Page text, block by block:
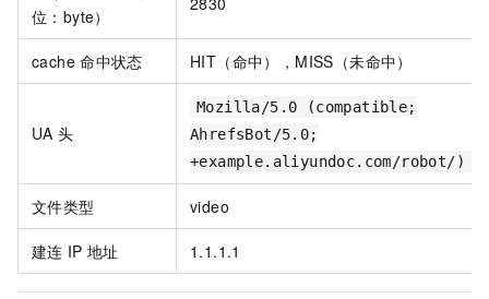
位：byte）
cache 命中状态 HIT（命中），MISS（未命中）
UA 头
Mozilla/5.0 (compatible;
AhrefsBot/5.0;
+example.aliyundoc.com/robot/)
文件类型 video
建连 IP 地址 1.1.1.1